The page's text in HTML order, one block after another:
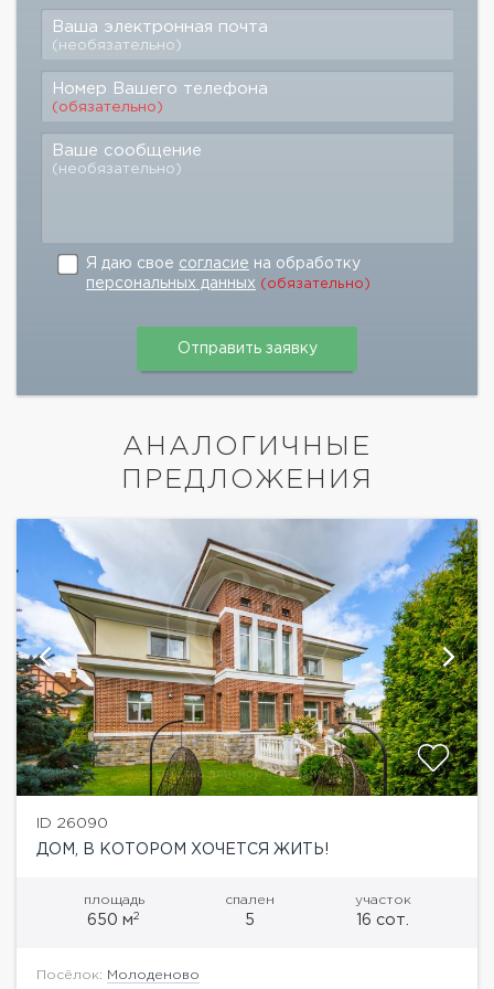
Ваша электронная почта
(необязательно)
Номер Вашего телефона
(обязательно)
Ваше сообщение
(необязательно)
Я даю свое согласие на обработку
персональных данных (обязательно)
АНАЛОГИЧНЫЕ
ПРЕДЛОЖЕНИЯ
ID 26090
ДОМ, В КОТОРОМ ХОЧЕТСЯ ЖИТЬ!
площадь
650 м2
спален
5
участок
16 сот.
Посёлок: Молоденово